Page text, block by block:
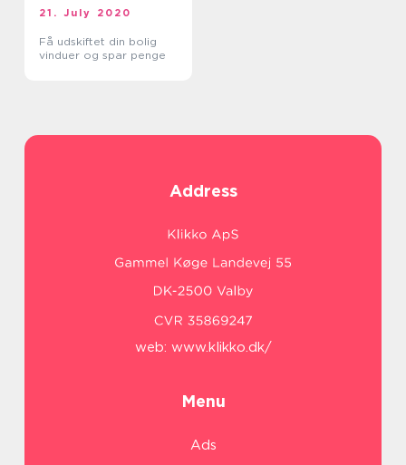
21. July 2020
Få udskiftet din bolig
vinduer og spar penge
Address
web: www.klikko.dk/
Menu
Ads